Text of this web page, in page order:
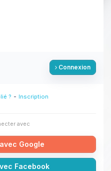
Connexion
? - Inscription
avec
Google
Facebook